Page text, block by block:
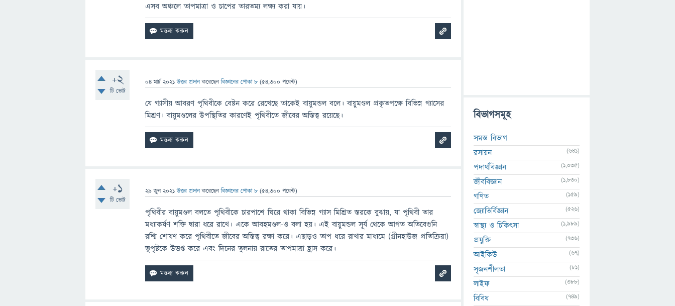
এসব অঞ্চলে তাপমাত্রা ও চাপের তারতম্য লক্ষ্য করা যায়।
+2
টি ভোট
04 মার্চ 2021 উত্তর প্রদান করেছেনবিজ্ঞানের পোকা ৮ (54,300 পয়েন্ট)
যে গ্যাসীয় আবরণ পৃথিবীকে বেষ্টন করে রেখেছে তাকেই বায়ুমন্ডল বলে। বায়ুমণ্ডল প্রকৃতপক্ষে বিভিন্ন গ্যাসের
মিশ্রণ। বায়ুমণ্ডলের উপস্থিতির কারণেই পৃথিবীতে জীবের অস্তিত্ব রয়েছে।
+1
টি ভোট
29 জুন 2021 উত্তর প্রদান করেছেনবিজ্ঞানের পোকা ৮ (54,300 পয়েন্ট)
পৃথিবীর বায়ুমণ্ডল বলতে পৃথিবীকে চারপাশে ঘিরে থাকা বিভিন্ন গ্যাস মিশ্রিত স্তরকে বুঝায়, যা পৃথিবী তার
মধ্যাকর্ষণ শক্তি দ্বারা ধরে রাখে। একে আবহমণ্ডল-ও বলা হয়। এই বায়ুমন্ডল সূর্য থেকে আগত অতিবেগুনি
রশ্মি শোষণ করে পৃথিবীতে জীবের অস্তিত্ব রক্ষা করে। এছাড়ও তাপ ধরে রাখার মাধ্যমে (গ্রীনহাউজ প্রতিক্রিয়া)
ভূপৃষ্টকে উত্তপ্ত করে এবং দিনের তুলনায় রাতের তাপমাত্রা হ্রাস করে।
বিভাগসমূহ
সমস্ত বিভাগ
রসায়ন
(641)
পদার্থবিজ্ঞান (1,035)
জীববিজ্ঞান (1,830)
গণিত (159)
জ্যোতির্বিজ্ঞান (526)
স্বাস্থ্য ও চিকিৎসা (1,989)
প্রযুক্তি (736)
আইকিউ (67)
সৃজনশীলতা (81)
লাইফ (388)
বিবিধ (749)